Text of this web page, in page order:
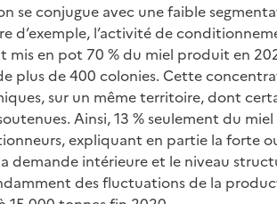
se conjugue avec une faible
d’exemple, l’activité de
en pot 70 % du miel produit en
plus de 400 colonies. Cette
sur un même territoire, dont
Ainsi, 13 % seulement du
expliquant en partie la forte
demande intérieure et le niveau
des fluctuations de la